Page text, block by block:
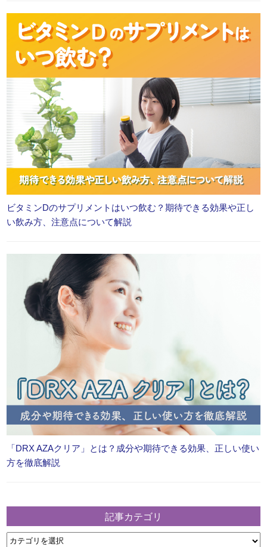
ビタミンDのサプリメントはいつ飲む？期待できる効果や正し
い飲み方、注意点について解説
「DRX AZAクリア」とは？成分や期待できる効果、正しい使い
方を徹底解説
記事カテゴリ